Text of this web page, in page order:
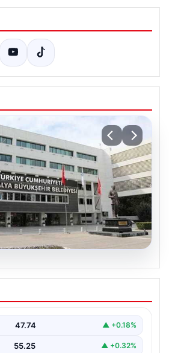
Belediyesi’ne
ve Yolsuzluk
Belediyesi’ne bağlı gerçekleştirilen
47.74 ▲ +0.18%
55.25 ▲ +0.32%